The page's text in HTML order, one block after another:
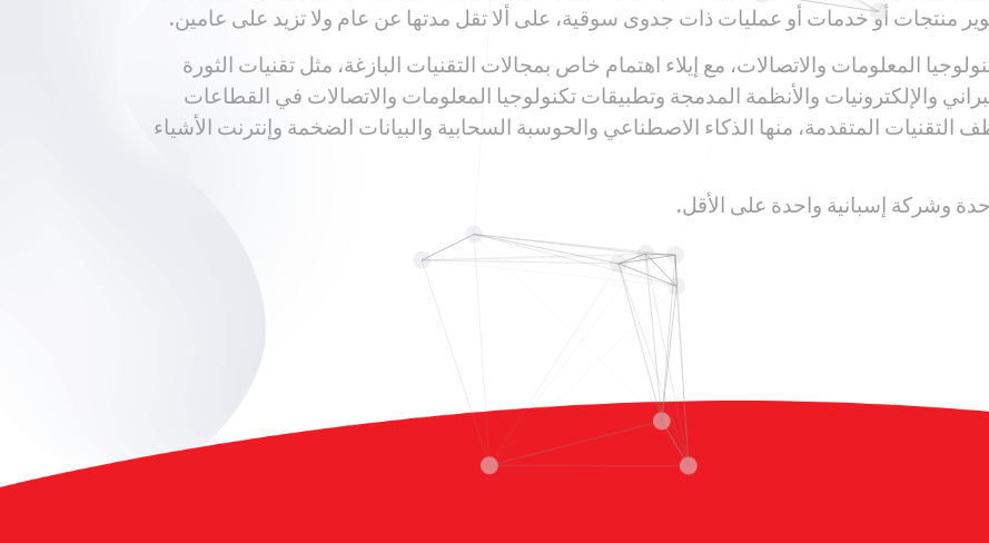
منتجات أو خدمات أو عمليات ذات جدوى سوقية، على ألا تقل مدتها عن عام ولا تزيد على عامين.
المعلومات والاتصالات، مع إيلاء اهتمام خاص بمجالات التقنيات البازغة، مثل تقنيات الثورة
والإلكترونيات والأنظمة المدمجة وتطبيقات تكنولوجيا المعلومات والاتصالات في القطاعات
التقنيات المتقدمة، منها الذكاء الاصطناعي والحوسبة السحابية والبيانات الضخمة وإنترنت الأشياء
وشركة إسبانية واحدة على الأقل.